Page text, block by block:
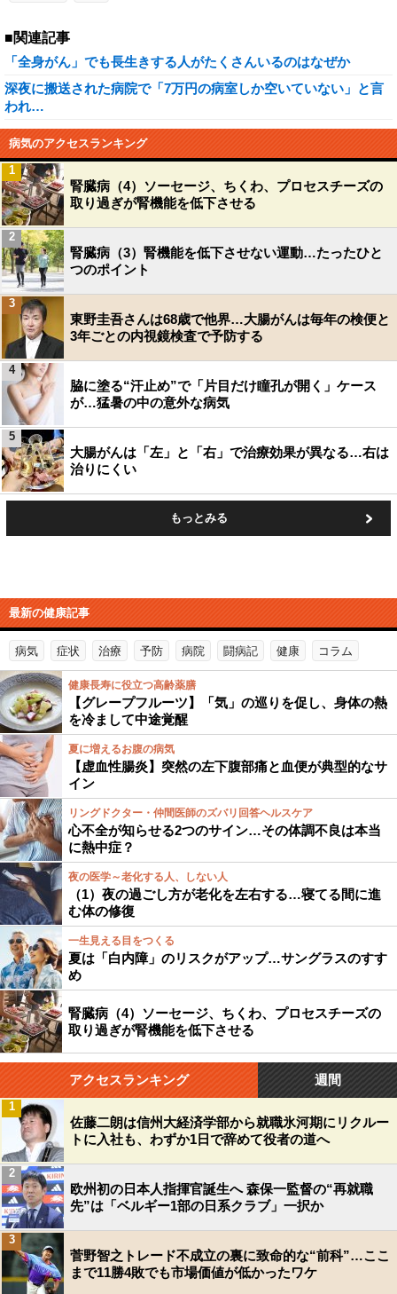
■関連記事
「全身がん」でも長生きする人がたくさんいるのはなぜか
深夜に搬送された病院で「7万円の病室しか空いていない」と言
われ…
病気のアクセスランキング
腎臓病（4）ソーセージ、ちくわ、プロセスチーズの
取り過ぎが腎機能を低下させる
1
腎臓病（3）腎機能を低下させない運動…たったひと
つのポイント
2
東野圭吾さんは68歳で他界…大腸がんは毎年の検便と
3年ごとの内視鏡検査で予防する
3
脇に塗る“汗止め”で「片目だけ瞳孔が開く」ケース
が…猛暑の中の意外な病気
4
大腸がんは「左」と「右」で治療効果が異なる…右は
治りにくい
5
もっとみる
最新の健康記事
病気 症状 治療 予防 病院 闘病記 健康 コラム
健康長寿に役立つ高齢薬膳
【グレープフルーツ】「気」の巡りを促し、身体の熱
を冷まして中途覚醒
夏に増えるお腹の病気
【虚血性腸炎】突然の左下腹部痛と血便が典型的なサ
イン
リングドクター・仲間医師のズバリ回答ヘルスケア
心不全が知らせる2つのサイン…その体調不良は本当
に熱中症？
夜の医学～老化する人、しない人
（1）夜の過ごし方が老化を左右する…寝てる間に進
む体の修復
一生見える目をつくる
夏は「白内障」のリスクがアップ…サングラスのすす
め
腎臓病（4）ソーセージ、ちくわ、プロセスチーズの
取り過ぎが腎機能を低下させる
アクセスランキング 週間
佐藤二朗は信州大経済学部から就職氷河期にリクルー
トに入社も、わずか1日で辞めて役者の道へ
1
欧州初の日本人指揮官誕生へ 森保一監督の“再就職
先”は「ベルギー1部の日系クラブ」一択か
2
菅野智之トレード不成立の裏に致命的な“前科”…ここ
まで11勝4敗でも市場価値が低かったワケ
3